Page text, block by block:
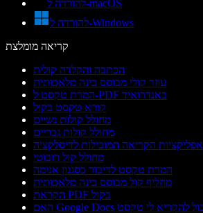
להורדה ל-macOS
להורדה ל-Windows
קריאה מומלצת
הכתבה והקלדה קולית
עוזר קולי מבוסס בינה מלאכותית
המרת טקסט ל-PDF באנדרואיד
קורא טקסט בקול
מחולל קולות נשיים
מחולל קולות גבריים
אפליקציות הקריאה המובילות לדיסלקציה
מחולל קול רובוטי
המרת טקסט לדיבור בסגנון אנימה
מחליף קול מבוסס בינה מלאכותית
הקראת PDF בקול